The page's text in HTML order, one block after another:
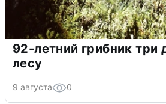
92-летний грибник три
лесу
9 августа 0